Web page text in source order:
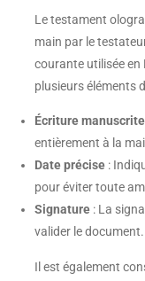
Le testament
main par le
courante utilisée
plusieurs éléments
Écriture manuscrite
entièrement à la
Date précise:
pour éviter toute
Signature: La
valider le document.
Il est également